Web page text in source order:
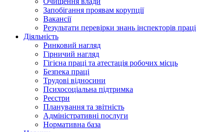
Запобігання проявам корупції
Вакансії
Результати перевірки знань інспекторів праці
Діяльність
Ринковий нагляд
Гірничий нагляд
Гігієна праці та атестація робочих місць
Безпека праці
Трудові відносини
Психосоціальна підтримка
Реєстри
Планування та звітність
Адміністративні послуги
Нормативна база